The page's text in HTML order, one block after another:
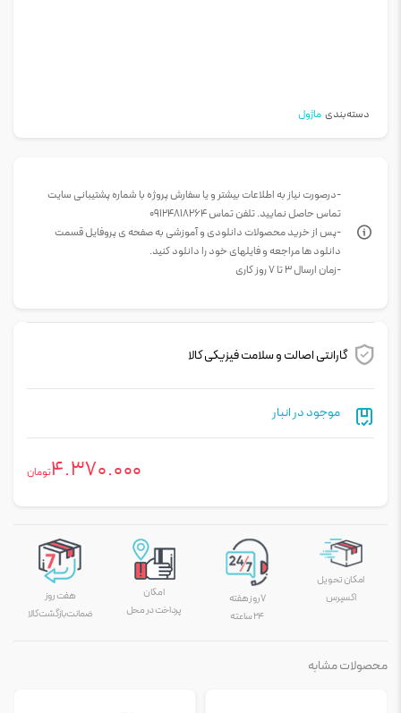
دسته‌بندی ماژول
-درصورت نیاز به اطلاعات بیشتر و یا سفارش پروژه با شماره پشتیبانی سایت
تماس حاصل نمایید. تلفن تماس 09124818264
-پس از خرید محصولات دانلودی و آموزشی به صفحه ی پروفایل قسمت
دانلود ها مراجعه و فایلهای خود را دانلود کنید.
-زمان ارسال 3 تا 7 روز کاری
گارانتی اصالت و سلامت فیزیکی کالا
موجود در انبار
4.370.000تومان
امکان تحویل
اکسپرس
۷ روز هفته
۲۴ ساعته
امکان
پرداخت در محل
هفت روز
ضمانت بازگشت کالا
محصولات مشابه